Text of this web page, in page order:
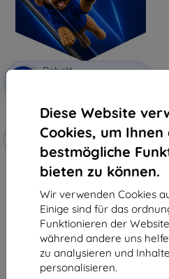
Diese Website
Cookies, um Ihnen
bestmögliche
bieten zu können.
Wir verwenden Cookies
Einige sind für das
Funktionieren der
während andere uns
zu analysieren und
personalisieren.
Rabatt
3mk Hammer Schutzfolie
Maßgeschneidert
hergestellt
19,90 €
17,91 €
Auf Lager 4 Stk.
vom ganzen5.